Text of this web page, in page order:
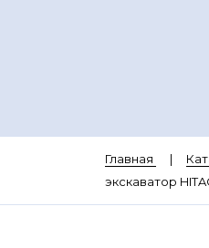
Главная
экскаватор